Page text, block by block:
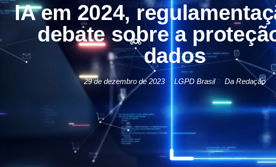
IA em 2024,
debate sobre a
dados
29 de dezembro de 2023 LGPD Brasil Da Redação